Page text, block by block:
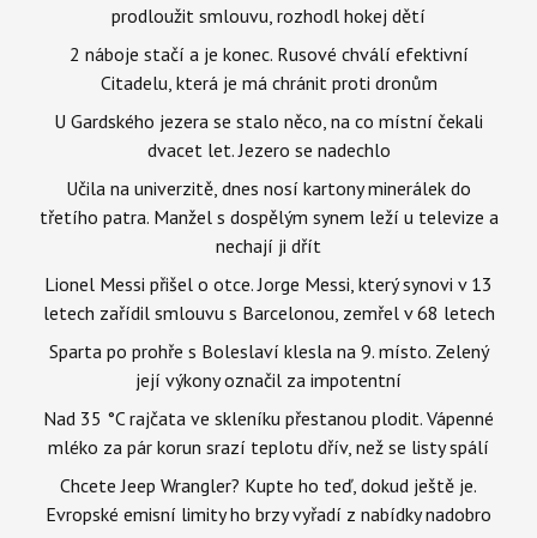
prodloužit smlouvu, rozhodl hokej dětí
2 náboje stačí a je konec. Rusové chválí efektivní
Citadelu, která je má chránit proti dronům
U Gardského jezera se stalo něco, na co místní čekali
dvacet let. Jezero se nadechlo
Učila na univerzitě, dnes nosí kartony minerálek do
třetího patra. Manžel s dospělým synem leží u televize a
nechají ji dřít
Lionel Messi přišel o otce. Jorge Messi, který synovi v 13
letech zařídil smlouvu s Barcelonou, zemřel v 68 letech
Sparta po prohře s Boleslaví klesla na 9. místo. Zelený
její výkony označil za impotentní
Nad 35 °C rajčata ve skleníku přestanou plodit. Vápenné
mléko za pár korun srazí teplotu dřív, než se listy spálí
Chcete Jeep Wrangler? Kupte ho teď, dokud ještě je.
Evropské emisní limity ho brzy vyřadí z nabídky nadobro